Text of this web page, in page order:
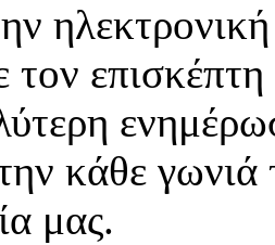
ηλεκτρονική
κάθε
μας.